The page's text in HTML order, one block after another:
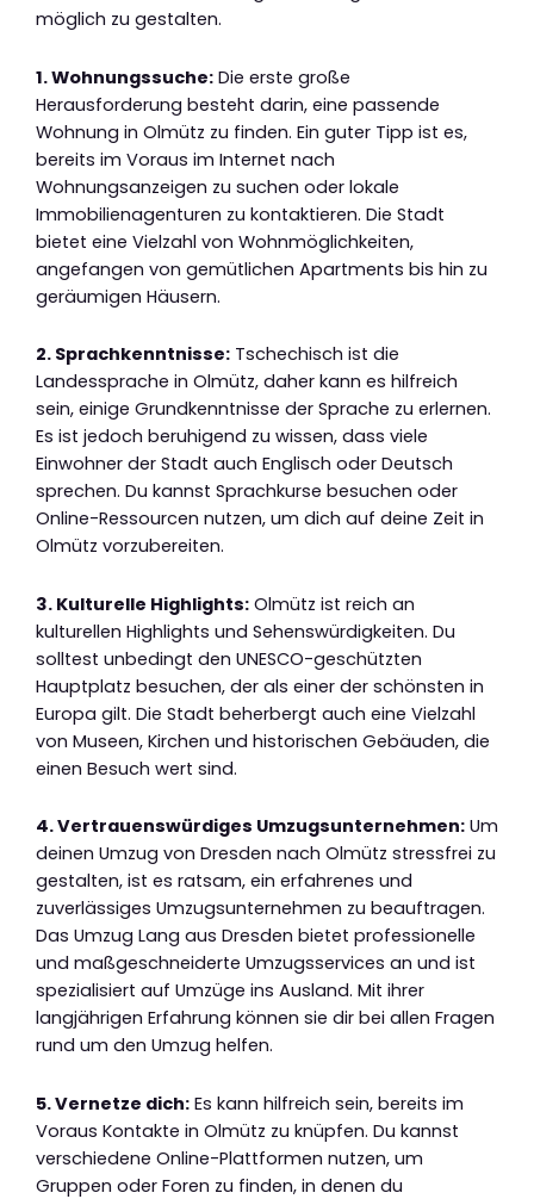
möglich zu gestalten.
1. Wohnungssuche: Die erste große
Herausforderung besteht darin, eine passende
Wohnung in Olmütz zu finden. Ein guter Tipp ist es,
bereits im Voraus im Internet nach
Wohnungsanzeigen zu suchen oder lokale
Immobilienagenturen zu kontaktieren. Die Stadt
bietet eine Vielzahl von Wohnmöglichkeiten,
angefangen von gemütlichen Apartments bis hin zu
geräumigen Häusern.
2. Sprachkenntnisse: Tschechisch ist die
Landessprache in Olmütz, daher kann es hilfreich
sein, einige Grundkenntnisse der Sprache zu erlernen.
Es ist jedoch beruhigend zu wissen, dass viele
Einwohner der Stadt auch Englisch oder Deutsch
sprechen. Du kannst Sprachkurse besuchen oder
Online-Ressourcen nutzen, um dich auf deine Zeit in
Olmütz vorzubereiten.
3. Kulturelle Highlights: Olmütz ist reich an
kulturellen Highlights und Sehenswürdigkeiten. Du
solltest unbedingt den UNESCO-geschützten
Hauptplatz besuchen, der als einer der schönsten in
Europa gilt. Die Stadt beherbergt auch eine Vielzahl
von Museen, Kirchen und historischen Gebäuden, die
einen Besuch wert sind.
4. Vertrauenswürdiges Umzugsunternehmen: Um
deinen Umzug von Dresden nach Olmütz stressfrei zu
gestalten, ist es ratsam, ein erfahrenes und
zuverlässiges Umzugsunternehmen zu beauftragen.
Das Umzug Lang aus Dresden bietet professionelle
und maßgeschneiderte Umzugsservices an und ist
spezialisiert auf Umzüge ins Ausland. Mit ihrer
langjährigen Erfahrung können sie dir bei allen Fragen
rund um den Umzug helfen.
5. Vernetze dich: Es kann hilfreich sein, bereits im
Voraus Kontakte in Olmütz zu knüpfen. Du kannst
verschiedene Online-Plattformen nutzen, um
Gruppen oder Foren zu finden, in denen du